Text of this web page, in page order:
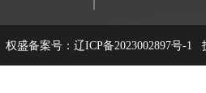
权盛备案号： 辽ICP备2023002897号-1